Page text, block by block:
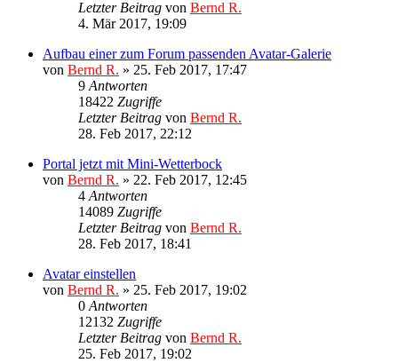
Letzter Beitrag von Bernd R.
4. Mär 2017, 19:09
Aufbau einer zum Forum passenden Avatar-Galerie
von Bernd R. » 25. Feb 2017, 17:47
9 Antworten
18422 Zugriffe
Letzter Beitrag von Bernd R.
28. Feb 2017, 22:12
Portal jetzt mit Mini-Wetterbock
von Bernd R. » 22. Feb 2017, 12:45
4 Antworten
14089 Zugriffe
Letzter Beitrag von Bernd R.
28. Feb 2017, 18:41
Avatar einstellen
von Bernd R. » 25. Feb 2017, 19:02
0 Antworten
12132 Zugriffe
Letzter Beitrag von Bernd R.
25. Feb 2017, 19:02